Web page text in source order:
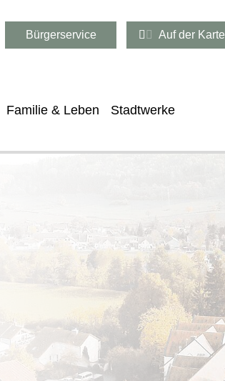
Bürgerservice Auf der Karte
Familie & Leben Stadtwerke